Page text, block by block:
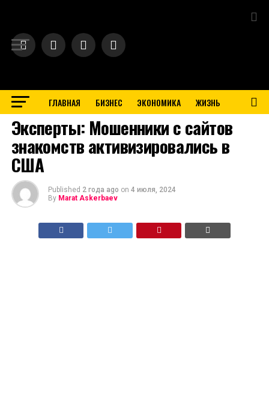
ГЛАВНАЯ БИЗНЕС ЭКОНОМИКА ЖИЗНЬ
BUSINESS
Эксперты: Мошенники с сайтов
знакомств активизировались в
США
Published 2 года ago on 4 июля, 2024
By Marat Askerbaev